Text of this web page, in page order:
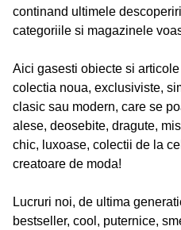
continand ultimele
categoriile si magazinele
Aici gasesti obiecte si
colectia noua, exclusiviste,
clasic sau modern, care se
alese, deosebite, dragute,
chic, luxoase, colectii de la
creatoare de moda!
Lucruri noi, de ultima
bestseller, cool, puternice,